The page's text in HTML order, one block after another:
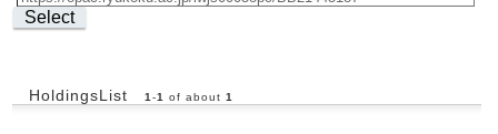
Select
HoldingsList 1 -1 of about 1